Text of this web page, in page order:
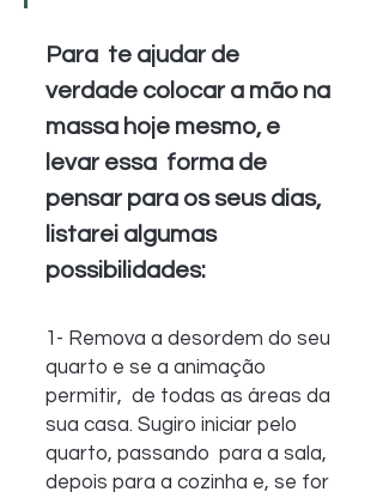
Para  te ajudar de
verdade colocar a mão na
massa hoje mesmo, e
levar essa  forma de
pensar para os seus dias,
listarei algumas
possibilidades:
1- Remova a desordem do seu
quarto e se a animação
permitir,  de todas as áreas da
sua casa. Sugiro iniciar pelo
quarto, passando  para a sala,
depois para a cozinha e, se for